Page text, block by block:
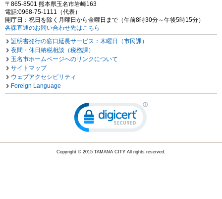
〒865-8501 熊本県玉名市岩崎163
電話:0968-75-1111（代表）
開庁日：祝日を除く月曜日から金曜日まで（午前8時30分～午後5時15分）
各課直通のお問い合わせ先はこちら
証明書発行の窓口延長サービス：木曜日（市民課）
夜間・休日納税相談（税務課）
玉名市ホームページへのリンクについて
サイトマップ
ウェブアクセシビリティ
Foreign Language
Copyright © 2015 TAMANA CITY All rights reserved.